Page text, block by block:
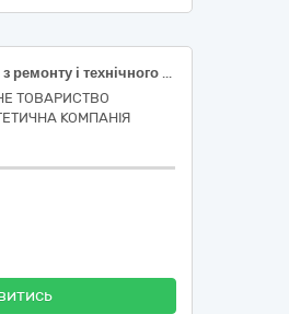
50530000-9 Послуги з ремонту і технічного обслуговування техніки Послуги з діагностики верстата плазмового різання NT-Plasma 3015 ВТЦ "Вінницяелектротехнологія" БудРем
ТОВАРИСТВО
КОМПАНІЯ